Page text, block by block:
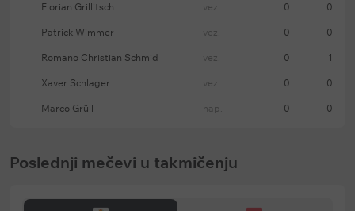
Florian Grillitsch vez. 0 0
Patrick Wimmer vez. 0 0
Romano Christian Schmid vez. 0 1
Xaver Schlager vez. 0 0
Marco Grüll nap. 0 0
Poslednji mečevi u takmičenju